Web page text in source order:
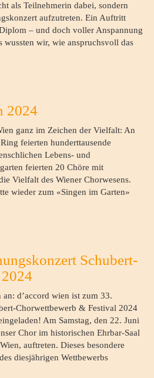
als Teilnehmerin dabei, sondern
aufzutreten. Ein Auftritt
– und doch voller Anspannung
wussten wir, wie anspruchsvoll das
2024
ganz im Zeichen der Vielfalt: An
feierten hunderttausende
Lebens- und
feierten 20 Chöre mit
Vielfalt des Wiener Chorwesens.
wieder zum «Singen im Garten»
Schubert-
d’accord wien ist zum 33.
Chorwettbewerb & Festival 2024
Am Samstag, den 22. Juni
Chor im historischen Ehrbar-Saal
auftreten. Dieses besondere
diesjährigen Wettbewerbs